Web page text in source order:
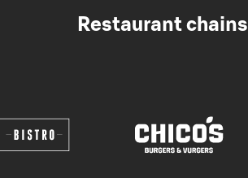
Restaurant chains